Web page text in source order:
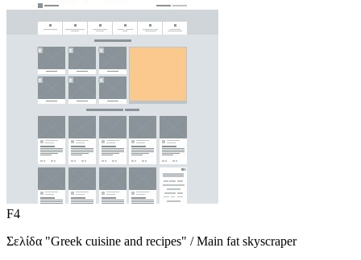
F4
Σελίδα "Greek cuisine and recipes" / Main fat skyscraper